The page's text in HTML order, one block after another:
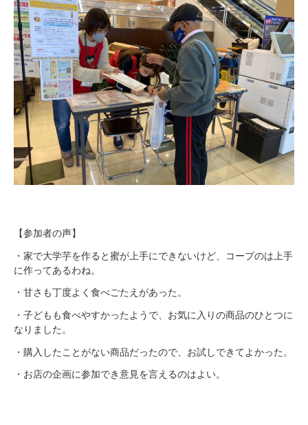
【参加者の声】
・家で大学芋を作ると蜜が上手にできないけど、コープのは上手
に作ってあるわね。
・甘さも丁度よく食べごたえがあった。
・子どもも食べやすかったようで、お気に入りの商品のひとつに
なりました。
・購入したことがない商品だったので、お試しできてよかった。
・お店の企画に参加でき意見を言えるのはよい。